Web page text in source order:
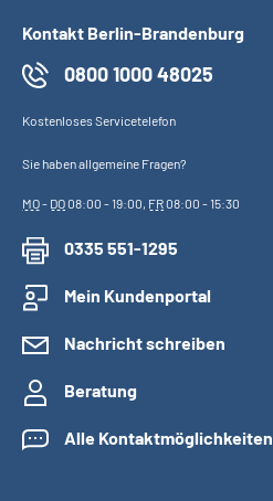
Kontakt Berlin-Brandenburg
0800 1000 48025
Kostenloses Servicetelefon
Sie haben allgemeine Fragen?
MO- DO08:00 - 19:00, FR08:00 - 15:30
0335 551-1295
Mein Kundenportal
Nachricht schreiben
Beratung
Alle Kontaktmöglichkeiten